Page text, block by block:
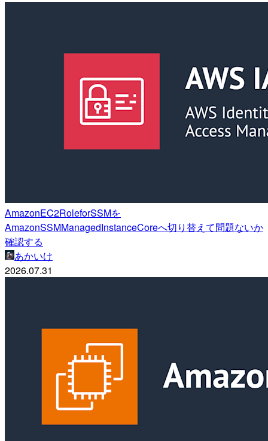
AmazonEC2RoleforSSMを
AmazonSSMManagedInstanceCoreへ切り替えて問題ないか
確認する
あかいけ
2026.07.31